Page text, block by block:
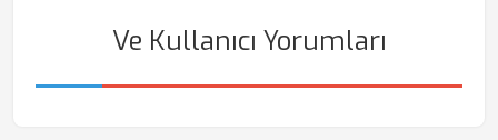
Ve Kullanıcı Yorumları